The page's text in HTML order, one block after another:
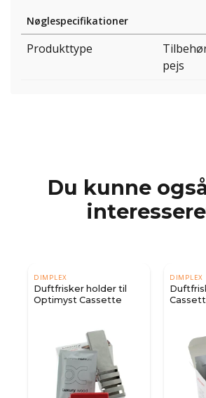
Nøglespecifikationer
Produkttype
pejs
Du kunne
DIMPLEX
Duftfrisker holder til
Optimyst Cassette
DIMPLEX